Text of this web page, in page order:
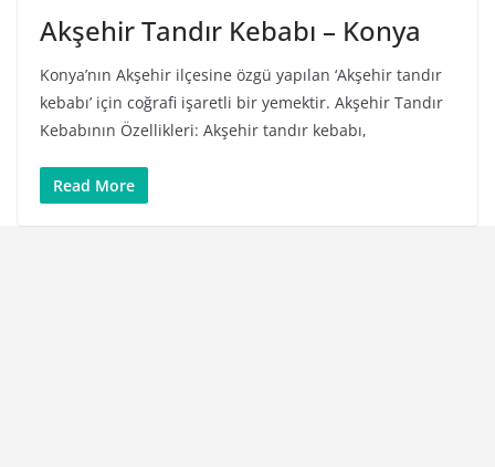
Akşehir Tandır Kebabı – Konya
Konya’nın Akşehir ilçesine özgü yapılan ‘Akşehir tandır
kebabı’ için coğrafi işaretli bir yemektir. Akşehir Tandır
Kebabının Özellikleri: Akşehir tandır kebabı,
Read More